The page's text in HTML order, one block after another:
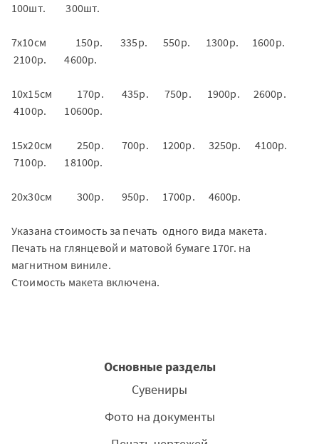
100шт. 300шт.
7х10см 150р. 335р. 550р. 1300р. 1600р.
2100р. 4600р.
10х15см 170р. 435р. 750р. 1900р. 2600р.
4100р. 10600р.
15х20см 250р. 700р. 1200р. 3250р. 4100р.
7100р. 18100р.
20х30см 300р. 950р. 1700р. 4600р.
Указана стоимость за печать одного вида макета.
Печать на глянцевой и матовой бумаге 170г. на
магнитном виниле.
Стоимость макета включена.
Основные разделы
Сувениры
Фото на документы